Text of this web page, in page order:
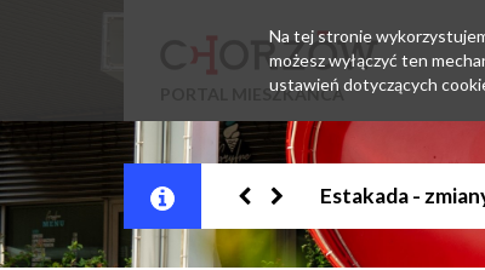
PORTAL MIESZKAŃCA
Jesteśmy w EZD
Na tej stronie
możesz wyłączyć ten
ustawień dotyczących